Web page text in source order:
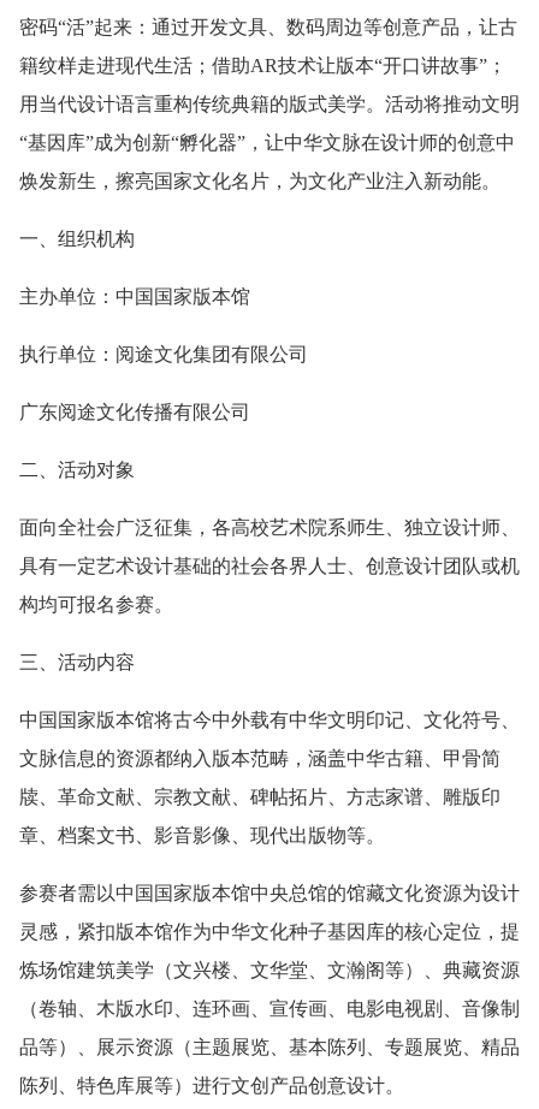
密码“活”起来：通过开发文具、数码周边等创意产品，让古
籍纹样走进现代生活；借助AR技术让版本“开口讲故事”；
用当代设计语言重构传统典籍的版式美学。活动将推动文明
“基因库”成为创新“孵化器”，让中华文脉在设计师的创意中
焕发新生，擦亮国家文化名片，为文化产业注入新动能。
一、组织机构
主办单位：中国国家版本馆
执行单位：阅途文化集团有限公司
广东阅途文化传播有限公司
二、活动对象
面向全社会广泛征集，各高校艺术院系师生、独立设计师、
具有一定艺术设计基础的社会各界人士、创意设计团队或机
构均可报名参赛。
三、活动内容
中国国家版本馆将古今中外载有中华文明印记、文化符号、
文脉信息的资源都纳入版本范畴，涵盖中华古籍、甲骨简
牍、革命文献、宗教文献、碑帖拓片、方志家谱、雕版印
章、档案文书、影音影像、现代出版物等。
参赛者需以中国国家版本馆中央总馆的馆藏文化资源为设计
灵感，紧扣版本馆作为中华文化种子基因库的核心定位，提
炼场馆建筑美学（文兴楼、文华堂、文瀚阁等）、典藏资源
（卷轴、木版水印、连环画、宣传画、电影电视剧、音像制
品等）、展示资源（主题展览、基本陈列、专题展览、精品
陈列、特色库展等）进行文创产品创意设计。